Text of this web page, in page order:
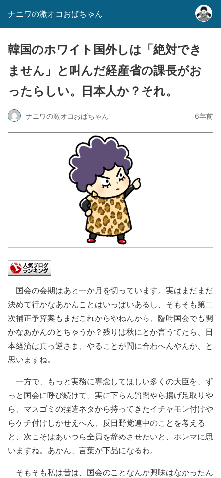
ナニワの激オコおばちゃん
韓国のホワイト国外しは「絶対でき
ません」と叫んだ経産省の課長がお
ったらしい。日本人か？それ。
ナニワの激オコおばちゃん 6年前
国会の会期はあと一か月を切っています。実はまだまだ
決めて行かなあかんことはいっぱいあるし、そもそも第二
次補正予算案もまだこれからやねんから、臨時国会でも開
かなあかんのとちゃうか？残りは秋にとか言うてたら、日
本経済は真っ逆さま、やることが間に合わへんやんか、と
思いますね。
一方で、もっと実務に専念してほしい多くの大臣を、ず
っと国会に呼び続けて、実に下らん質問やら揚げ足取りや
ら、マスゴミの捏造ネタから持ってきたイチャモン付けや
らケチ付けしかせえへん、反日野党連中のことを考える
と、次こそはあいつら全員を辞めさせたいと、ホンマに思
いますね。あかん、言葉が下品になるわ。
そもそも私は昔は、国会のことなんか興味はなかったん